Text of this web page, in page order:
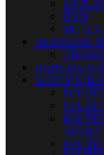
LP
DVD
MG
HUDOBNÉ
B-STOCK/